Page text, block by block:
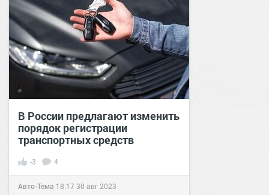
В России предлагают изменить
порядок регистрации
транспортных средств
-3 4
Авто-Тема 18:17 30 авг 2023